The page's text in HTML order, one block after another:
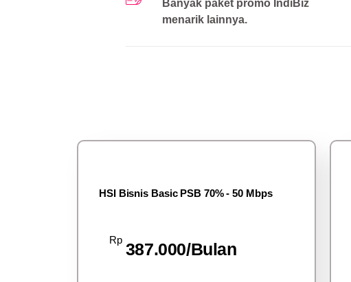
Banyak paket promo IndiBiz
menarik lainnya.
HSI Bisnis Basic PSB 70% - 50 Mbps
Rp 387.000/Bulan